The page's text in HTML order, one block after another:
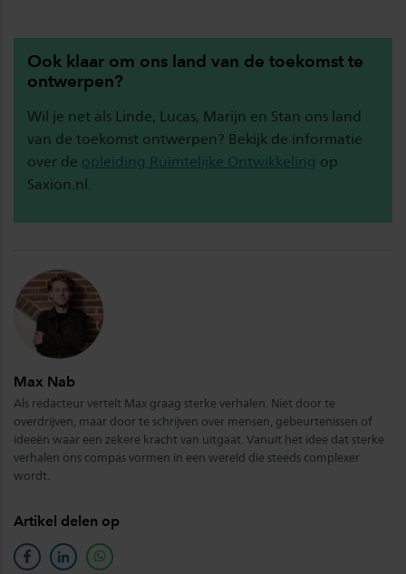
Ook klaar om ons land van de toekomst te
ontwerpen?
Wil je net als Linde, Lucas, Marijn en Stan ons land
van de toekomst ontwerpen? Bekijk de informatie
over de opleiding Ruimtelijke Ontwikkeling op
Saxion.nl.
Max Nab
Als redacteur vertelt Max graag sterke verhalen. Niet door te
overdrijven, maar door te schrijven over mensen, gebeurtenissen of
ideeën waar een zekere kracht van uitgaat. Vanuit het idee dat sterke
verhalen ons compas vormen in een wereld die steeds complexer
wordt.
Artikel delen op
facebooklinkedinwhatsapp